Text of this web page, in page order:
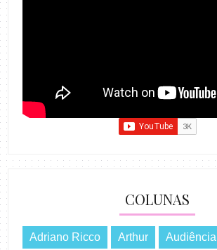
COLUNAS
Adriano Ricco Arthur Audiência